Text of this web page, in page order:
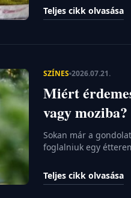
teszik az étkezést,
cikkben körbejárjuk,
Teljes cikk olvasása
SZÍNES 2026.07.21.
Miért
vagy moziba?
Sokan már a
foglalniuk egy
megosztva érnek
magányról, hanem
Teljes cikk olvasása